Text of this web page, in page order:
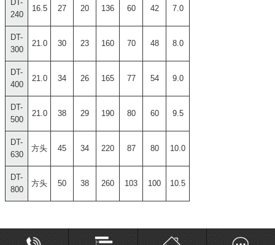
DT-
240
16.5 27 20 136 60 42 7.0
DT-
300
21.0 30 23 160 70 48 8.0
DT-
400
21.0 34 26 165 77 54 9.0
DT-
500
21.0 38 29 190 80 60 9.5
DT-
630
方头 45 34 220 87 80 10.0
DT-
800
方头 50 38 260 103 100 10.5